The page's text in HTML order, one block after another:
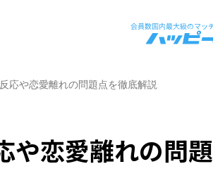
応や恋愛離れの問題点を徹底解説
や恋愛離れの問題